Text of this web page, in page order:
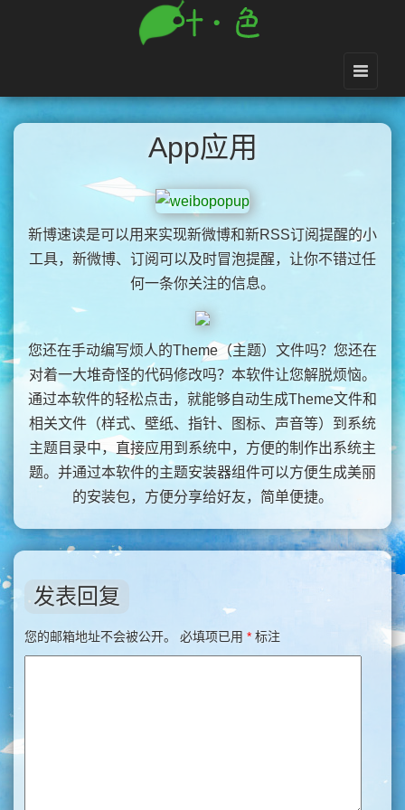
App应用
新博速读是可以用来实现新微博和新RSS订阅提醒的小
工具，新微博、订阅可以及时冒泡提醒，让你不错过任
何一条你关注的信息。
您还在手动编写烦人的Theme（主题）文件吗？您还在
对着一大堆奇怪的代码修改吗？本软件让您解脱烦恼。
通过本软件的轻松点击，就能够自动生成Theme文件和
相关文件（样式、壁纸、指针、图标、声音等）到系统
主题目录中，直接应用到系统中，方便的制作出系统主
题。并通过本软件的主题安装器组件可以方便生成美丽
的安装包，方便分享给好友，简单便捷。
发表回复
您的邮箱地址不会被公开。 必填项已用 * 标注